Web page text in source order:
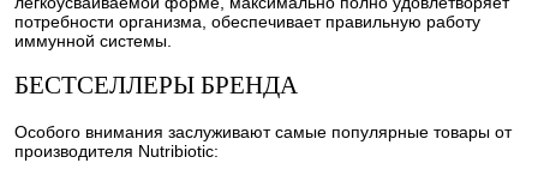
потребности организма, обеспечивает правильную работу
иммунной системы.
БЕСТСЕЛЛЕРЫ БРЕНДА
Особого внимания заслуживают самые популярные товары от
производителя Nutribiotic: